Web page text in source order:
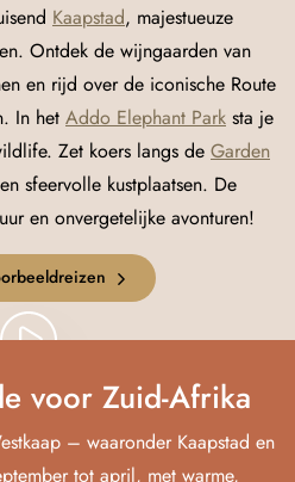
Kaapstad, majestueuze
Ontdek de wijngaarden van
en rijd over de iconische Route
In het Addo Elephant Park sta je
Zet koers langs de Garden
sfeervolle kustplaatsen. De
en onvergetelijke avonturen!
voor Zuid-Afrika
– waaronder Kaapstad en
tot april, met warme,